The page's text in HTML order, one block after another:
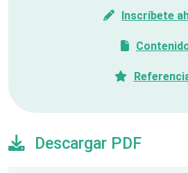
Inscríbete
Descargar PDF